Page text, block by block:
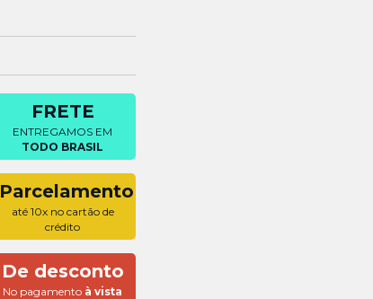
FRETE
ENTREGAMOS EM
TODO BRASIL
Parcelamento
até 10x no cartão de
crédito
De desconto
No pagamento à vista